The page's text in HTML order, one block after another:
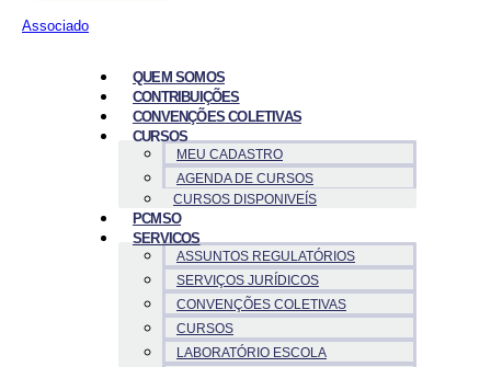
Associado
QUEM SOMOS
CONTRIBUIÇÕES
CONVENÇÕES COLETIVAS
CURSOS
MEU CADASTRO
AGENDA DE CURSOS
CURSOS DISPONIVEÍS
PCMSO
SERVICOS
ASSUNTOS REGULATÓRIOS
SERVIÇOS JURÍDICOS
CONVENÇÕES COLETIVAS
CURSOS
LABORATÓRIO ESCOLA